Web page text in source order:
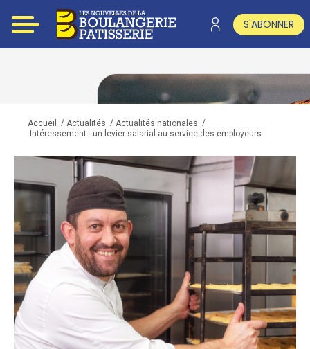
S'ABONNER
Accueil / Actualités / Actualités nationales /
Intéressement : un levier salarial au service des employeurs